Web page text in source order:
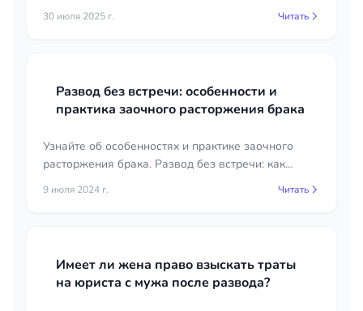
рассмотрения вашего иска. Советы и
30 июля 2025 г. Читать
Развод без встречи: особенности и
практика заочного расторжения брака
Узнайте об особенностях и практике заочного
расторжения брака. Развод без встречи: как
проходит процедура, какие есть нюансы.
9 июля 2024 г. Читать
Имеет ли жена право взыскать траты
на юриста с мужа после развода?